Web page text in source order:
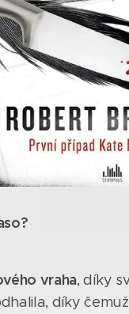
vraha, díky
díky